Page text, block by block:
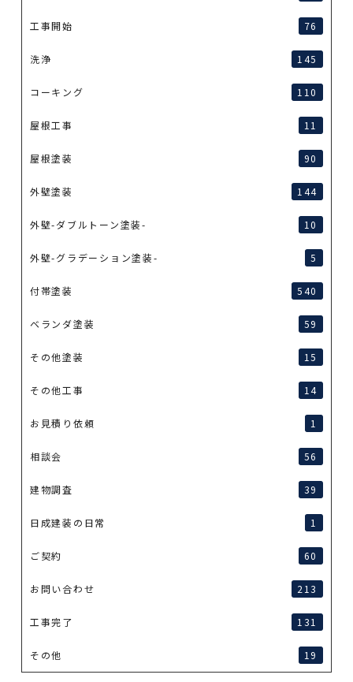
工事開始 76
洗浄 145
コーキング 110
屋根工事 11
屋根塗装 90
外壁塗装 144
外壁-ダブルトーン塗装- 10
外壁-グラデーション塗装- 5
付帯塗装 540
ベランダ塗装 59
その他塗装 15
その他工事 14
お見積り依頼 1
相談会 56
建物調査 39
日成建装の日常 1
ご契約 60
お問い合わせ 213
工事完了 131
その他 19